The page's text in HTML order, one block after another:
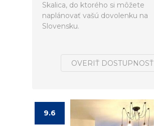
Skalica, do ktorého si môžete
naplánovať vašú dovolenku na
Slovensku.
OVERIŤ DOSTUPNOSŤ
9.6